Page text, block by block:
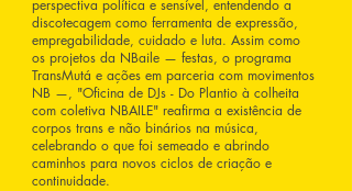
perspectiva política e sensível, entendendo a
discotecagem como ferramenta de expressão,
empregabilidade, cuidado e luta. Assim como
os projetos da NBaile — festas, o programa
TransMutá e ações em parceria com movimentos
NB —, "Oficina de DJs - Do Plantio à colheita
com coletiva NBAILE" reafirma a existência de
corpos trans e não binários na música,
celebrando o que foi semeado e abrindo
caminhos para novos ciclos de criação e
continuidade.